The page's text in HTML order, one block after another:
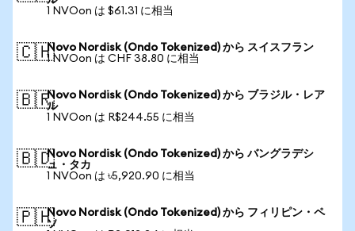
1 NVOon は $61.31 に相当
🇨🇭Novo Nordisk (Ondo Tokenized) から スイスフラン
1 NVOon は CHF 38.80 に相当
🇧🇷Novo Nordisk (Ondo Tokenized) から ブラジル・レア
ル
1 NVOon は R$244.55 に相当
🇧🇩Novo Nordisk (Ondo Tokenized) から バングラデシ
ュ・タカ
1 NVOon は ৳5,920.90 に相当
🇵🇭Novo Nordisk (Ondo Tokenized) から フィリピン・ペ
ソ